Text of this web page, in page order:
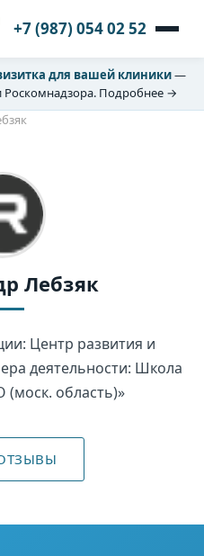
+7 (987) 054 02 52
для вашей клиники—
Роскомнадзора. Подробнее →
Лебзяк
Центр развития и
деятельности: Школа
(моск. область)»